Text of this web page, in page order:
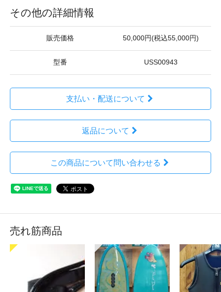
その他の詳細情報
販売価格 50,000円(税込55,000円)
型番 USS00943
支払い・配送について
返品について
この商品について問い合わせる
売れ筋商品